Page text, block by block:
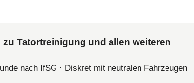
Tatortreinigung und allen weiteren
nach IfSG · Diskret mit neutralen Fahrzeugen